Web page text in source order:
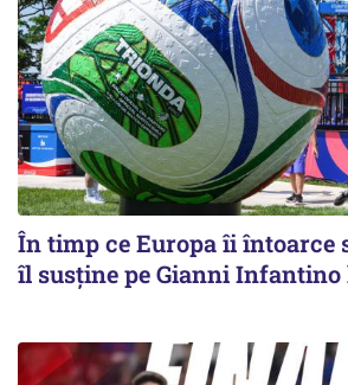
În timp ce Europa îi întoarce
îl susține pe Gianni Infantino